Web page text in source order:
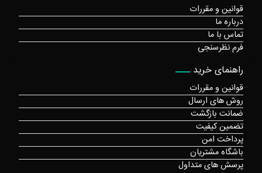
قوانین و مقررات
درباره ما
تماس با ما
فرم نظرسنجی
راهنمای خرید
قوانین و مقررات
روش های ارسال
ضمانت بازگشت
تضمین کیفیت
پرداخت امن
باشگاه مشتریان
پرسش های متداول